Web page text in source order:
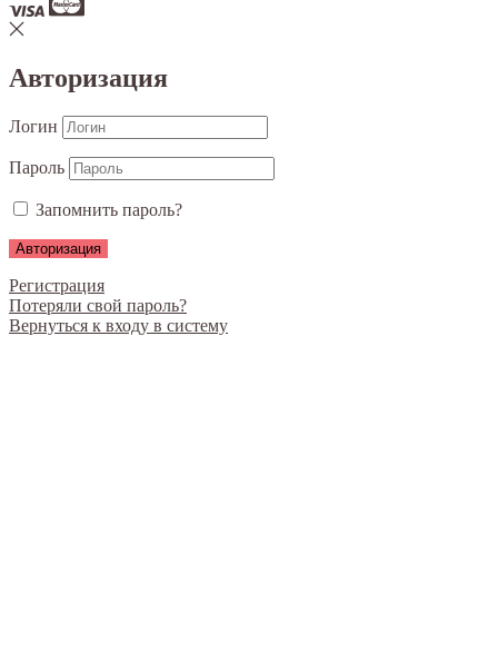
Авторизация
Логин
Пароль
Запомнить пароль?
Регистрация
Потеряли свой пароль?
Вернуться к входу в систему